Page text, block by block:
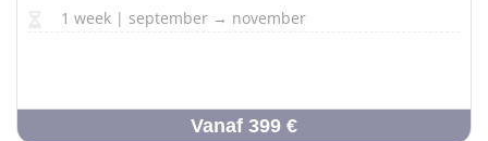
1 week | september → november
Vanaf 399 €